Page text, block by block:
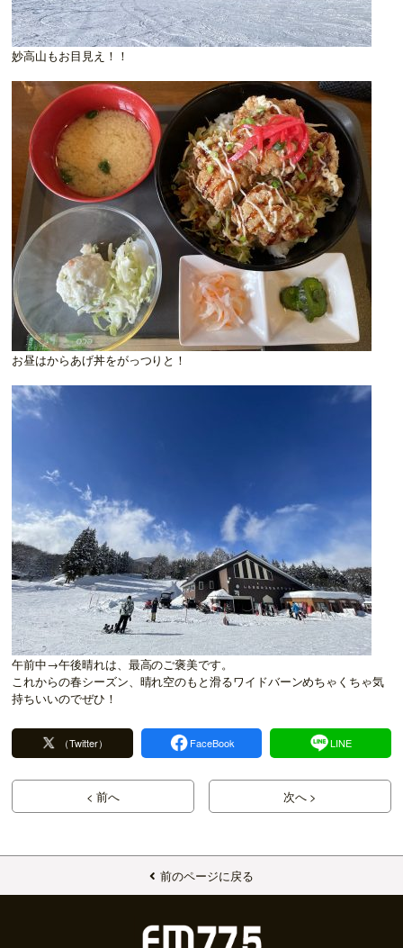
妙高山もお目見え！！
お昼はからあげ丼をがっつりと！
午前中→午後晴れは、最高のご褒美です。
これからの春シーズン、晴れ空のもと滑るワイドバーンめちゃくちゃ気
持ちいいのでぜひ！
（Twitter） FaceBook LINE
< 前へ 次へ >
前のページに戻る